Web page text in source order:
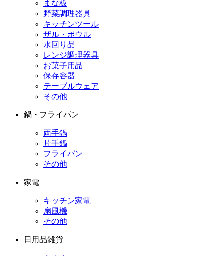
まな板
野菜調理器具
キッチンツール
ザル・ボウル
水回り品
レンジ調理器具
お菓子用品
保存容器
テーブルウェア
その他
鍋・フライパン
両手鍋
片手鍋
フライパン
その他
家電
キッチン家電
扇風機
その他
日用品雑貨